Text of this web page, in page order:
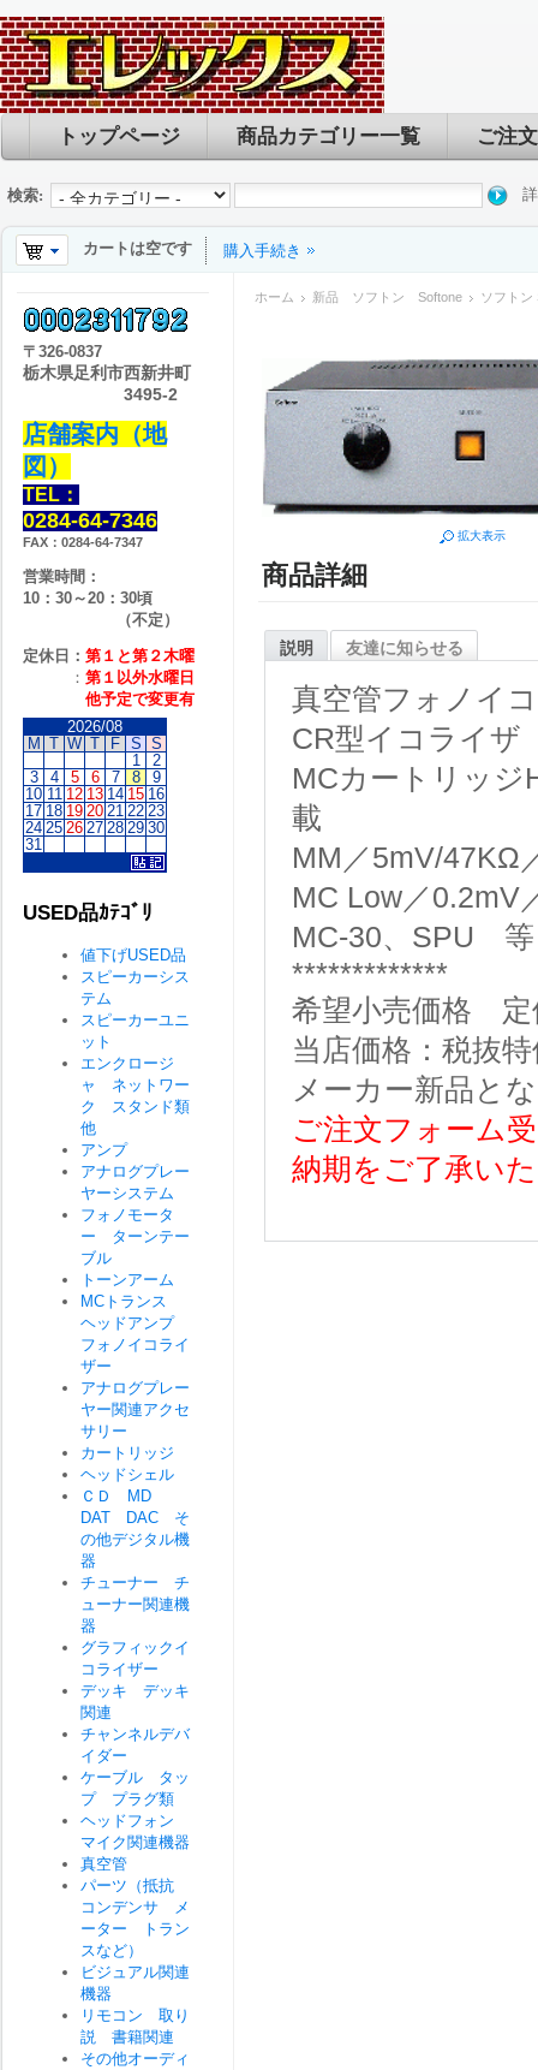
トップページ 商品カテゴリー一覧 ご注
検索:
カートは空です 購入手続き
ホーム 新品 ソフトン Softone ソフトン
拡大表示
商品詳細
説明 友達に知らせる
真空管フォノイ
CR型イコライザ
MCカートリッジ
載
MM／5mV/47KΩ
MC Low／
MC-30、SPU
*************
希望小売価格 定
当店価格：税抜
メーカー新品と
ご注文フォーム
納期をご了承い
〒 326-0837
栃木県足利市西新井町
3495-2
店舗案内（地
図）
TEL：
0284-64-7346
FAX：0284-64-7347
営業時間：
10：30～20：30頃
（不定）
定休日： 第１と第２木曜
： 第１以外水曜日
他予定で変更有
2026/08
M T W T F S S
1
2
3
4 5 6 7 8
9
10 11 12 13 14 15 16
17 18 19 20 21 22 23
24 25 26 27 28 29 30
31
USED品ｶﾃｺﾞﾘ
値下げUSED品
スピーカーシス
テム
スピーカーユニ
ット
エンクロージ
ャ ネットワー
ク スタンド類
他
アンプ
アナログプレー
ヤーシステム
フォノモータ
ー ターンテー
ブル
トーンアーム
MCトランス
ヘッドアンプ
フォノイコライ
ザー
アナログプレー
ヤー関連アクセ
サリー
カートリッジ
ヘッドシェル
ＣＤ MD
DAT DAC そ
の他デジタル機
器
チューナー チ
ューナー関連機
器
グラフィックイ
コライザー
デッキ デッキ
関連
チャンネルデバ
イダー
ケーブル タッ
プ プラグ類
ヘッドフォン
マイク関連機器
真空管
パーツ（抵抗
コンデンサ メ
ーター トラン
スなど）
ビジュアル関連
機器
リモコン 取り
説 書籍関連
その他オーディ